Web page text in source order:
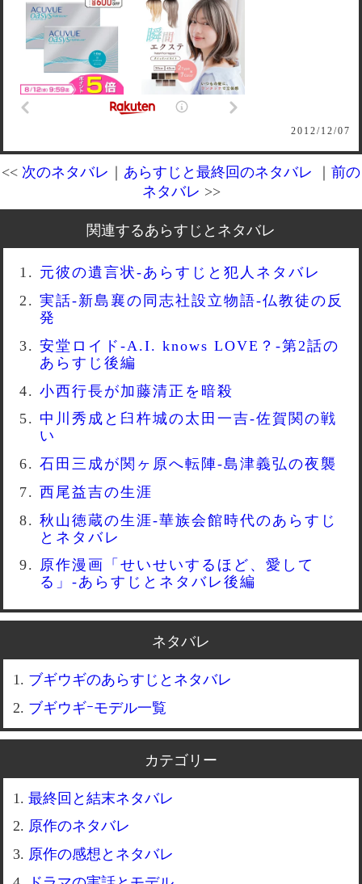
2012/12/07
<< 次のネタバレ あらすじと最終回のネタバレ
前の
ネタバレ >>
関連するあらすじとネタバレ
元彼の遺言状-あらすじと犯人ネタバレ
実話-新島襄の同志社設立物語-仏教徒の反
発
安堂ロイド-A.I. knows LOVE？-第2話の
あらすじ後編
小西行長が加藤清正を暗殺
中川秀成と臼杵城の太田一吉-佐賀関の戦
い
石田三成が関ヶ原へ転陣-島津義弘の夜襲
西尾益吉の生涯
秋山徳蔵の生涯-華族会館時代のあらすじ
とネタバレ
原作漫画「せいせいするほど、愛して
る」-あらすじとネタバレ後編
ネタバレ
ブギウギのあらすじとネタバレ
ブギウギｰモデル一覧
カテゴリー
最終回と結末ネタバレ
原作のネタバレ
原作の感想とネタバレ